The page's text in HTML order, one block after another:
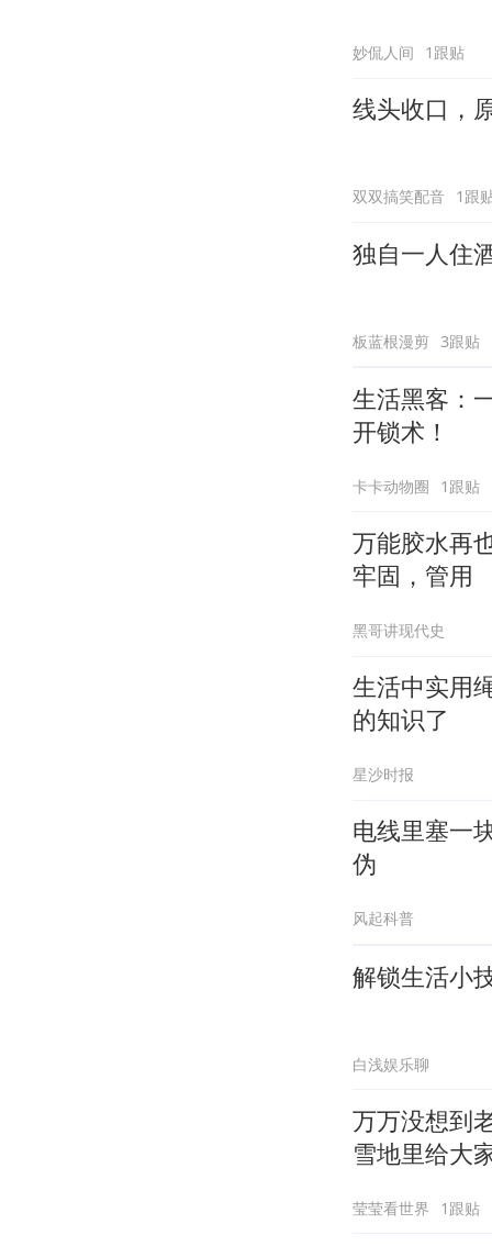
妙侃人间 1跟贴
线头收口，
双双搞笑配音 1跟
独自一人住
板蓝根漫剪 3跟贴
生活黑客：
开锁术！
卡卡动物圈 1跟贴
万能胶水再
牢固，管用
黑哥讲现代史
生活中实用
的知识了
星沙时报
电线里塞一
伪
风起科普
解锁生活小
白浅娱乐聊
万万没想到
雪地里给大
莹莹看世界 1跟贴